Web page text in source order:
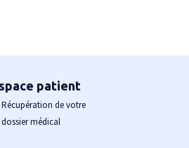
patient
Récupération de votre
dossier médical